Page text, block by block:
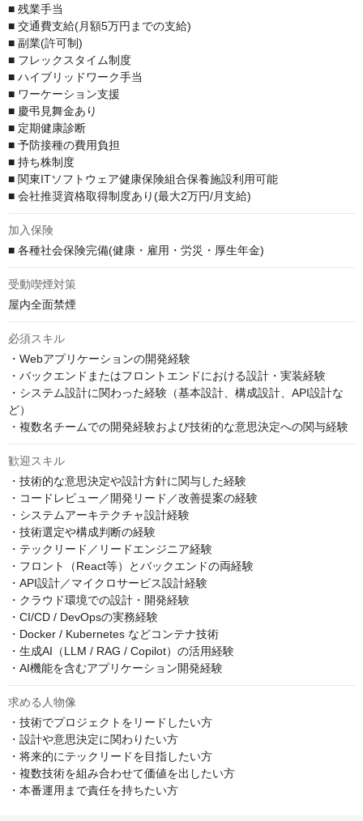
■ 残業手当
■ 交通費支給(月額5万円までの支給)
■ 副業(許可制)
■ フレックスタイム制度
■ ハイブリッドワーク手当
■ ワーケーション支援
■ 慶弔見舞金あり
■ 定期健康診断
■ 予防接種の費用負担
■ 持ち株制度
■ 関東ITソフトウェア健康保険組合保養施設利用可能
■ 会社推奨資格取得制度あり(最大2万円/月支給)
加入保険
■ 各種社会保険完備(健康・雇用・労災・厚生年金)
受動喫煙対策
屋内全面禁煙
必須スキル
・Webアプリケーションの開発経験
・バックエンドまたはフロントエンドにおける設計・実装経験
・システム設計に関わった経験（基本設計、構成設計、API設計な
ど）
・複数名チームでの開発経験および技術的な意思決定への関与経験
歓迎スキル
・技術的な意思決定や設計方針に関与した経験
・コードレビュー／開発リード／改善提案の経験
・システムアーキテクチャ設計経験
・技術選定や構成判断の経験
・テックリード／リードエンジニア経験
・フロント（React等）とバックエンドの両経験
・API設計／マイクロサービス設計経験
・クラウド環境での設計・開発経験
・CI/CD / DevOpsの実務経験
・Docker / Kubernetes などコンテナ技術
・生成AI（LLM / RAG / Copilot）の活用経験
・AI機能を含むアプリケーション開発経験
求める人物像
・技術でプロジェクトをリードしたい方
・設計や意思決定に関わりたい方
・将来的にテックリードを目指したい方
・複数技術を組み合わせて価値を出したい方
・本番運用まで責任を持ちたい方